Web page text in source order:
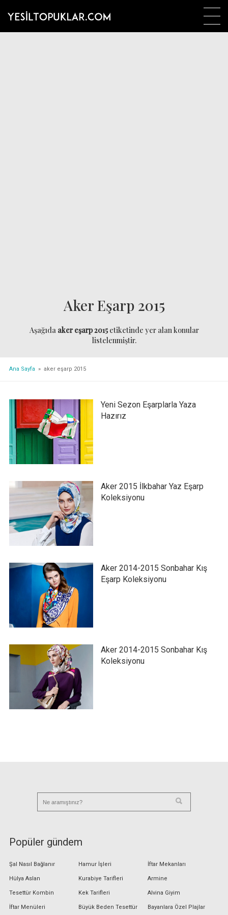
Aker Eşarp 2015
Aşağıda aker eşarp 2015etiketinde yer alan konular
listelenmiştir.
Ana Sayfa » aker eşarp 2015
Yeni Sezon Eşarplarla Yaza
Hazırız
Aker 2015 İlkbahar Yaz Eşarp
Koleksiyonu
Aker 2014-2015 Sonbahar Kış
Eşarp Koleksiyonu
Aker 2014-2015 Sonbahar Kış
Koleksiyonu
Popüler gündem
Şal Nasıl Bağlanır
Hülya Aslan
Tesettür Kombin
İftar Menüleri
Hamur İşleri
Kurabiye Tarifleri
Kek Tarifleri
Büyük Beden Tesettür
İftar Mekanları
Armine
Alvina Giyim
Bayanlara Özel Plajlar